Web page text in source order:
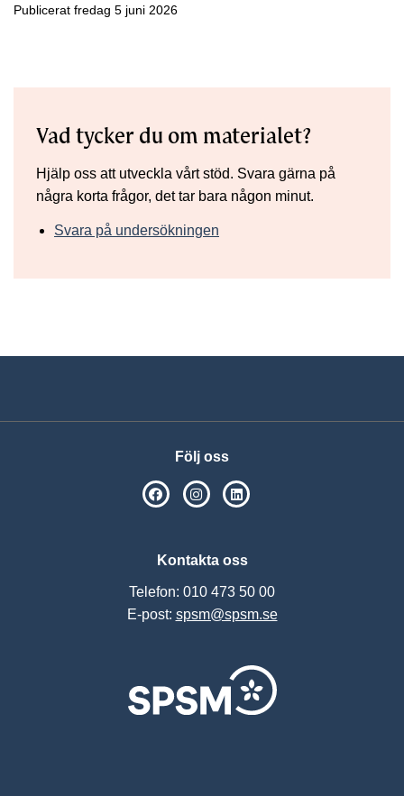
Publicerat fredag 5 juni 2026
Vad tycker du om materialet?
Hjälp oss att utveckla vårt stöd. Svara gärna på
några korta frågor, det tar bara någon minut.
Svara på undersökningen
Följ oss
SPSM på Facebook
SPSM på Instagram
Kontakta oss
Telefon: 010 473 50 00
E-post: spsm@spsm.se